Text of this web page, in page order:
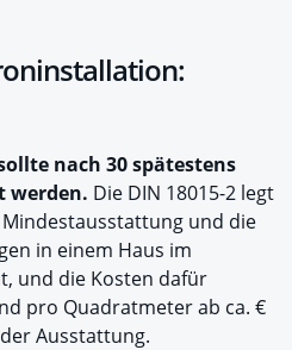
nach 30 spätestens
werden. Die DIN 18015-2 legt
und die
in einem Haus im
und die Kosten dafür
pro Quadratmeter ab ca. €
Ausstattung.